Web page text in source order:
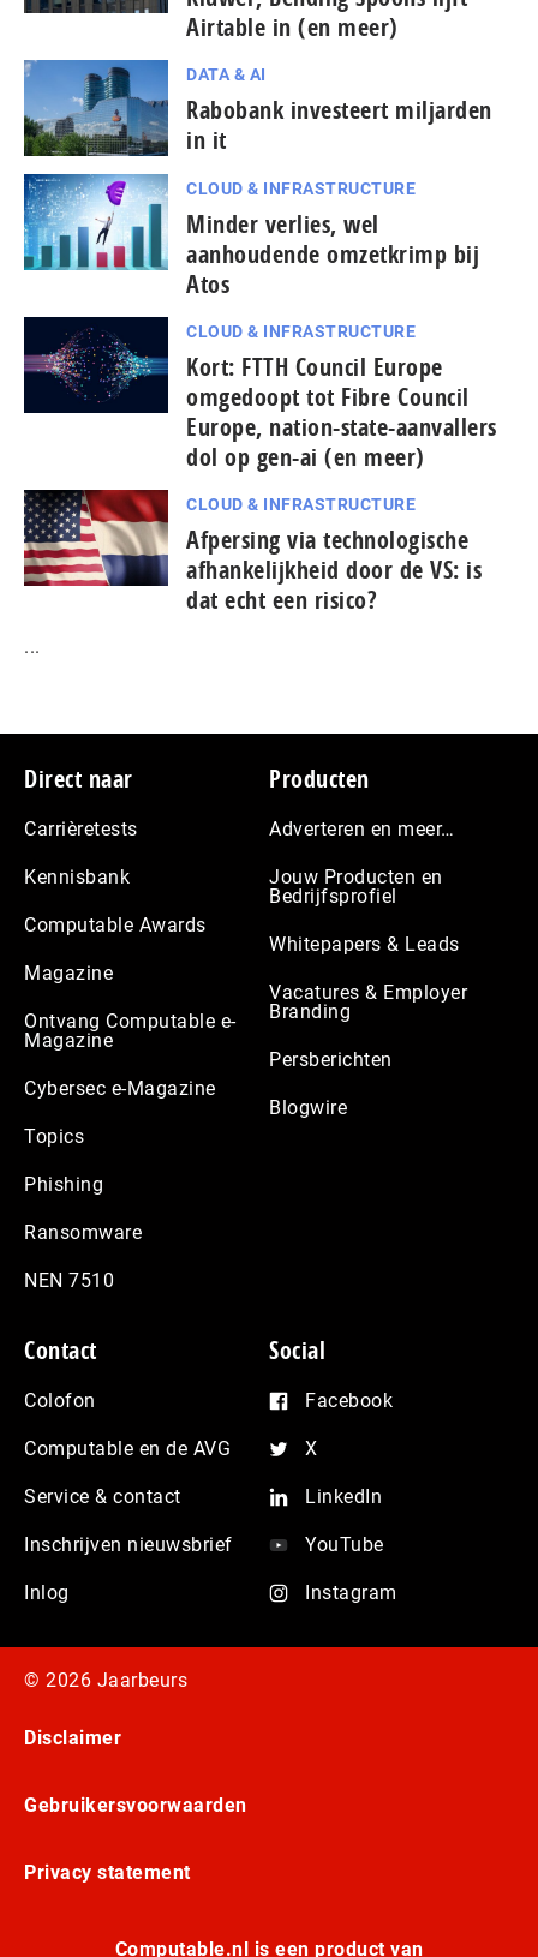
Airtable in (en meer)
DATA & AI
Rabobank investeert miljarden
in it
CLOUD & INFRASTRUCTURE
Minder verlies, wel
aanhoudende omzetkrimp bij
Atos
CLOUD & INFRASTRUCTURE
Kort: FTTH Council Europe
omgedoopt tot Fibre Council
Europe, nation-state-aanvallers
dol op gen-ai (en meer)
CLOUD & INFRASTRUCTURE
Afpersing via technologische
afhankelijkheid door de VS: is
dat echt een risico?
...
Footer
Direct naar
Carrièretests
Kennisbank
Computable Awards
Magazine
Ontvang Computable e-
Magazine
Cybersec e-Magazine
Topics
Phishing
Ransomware
NEN 7510
Producten
Adverteren en meer…
Jouw Producten en
Bedrijfsprofiel
Whitepapers & Leads
Vacatures & Employer
Branding
Persberichten
Blogwire
Contact
Colofon
Computable en de AVG
Service & contact
Inschrijven nieuwsbrief
Inlog
Social
Facebook
X
LinkedIn
YouTube
Instagram
© 2026 Jaarbeurs
Disclaimer
Gebruikersvoorwaarden
Privacy statement
Computable.nl is een product van